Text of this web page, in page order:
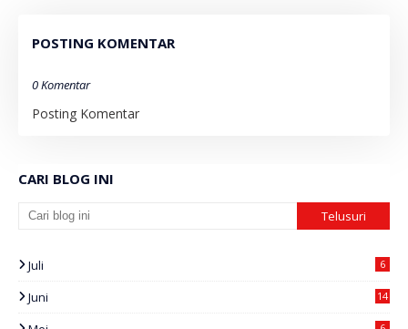
POSTING KOMENTAR
0 Komentar
Posting Komentar
CARI BLOG INI
Juli 6
Juni 14